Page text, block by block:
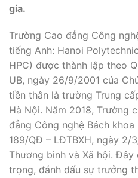
gia.
Trường Cao đẳng Công
tiếng Anh: Hanoi
HPC) được thành lập theo
UB, ngày 26/9/2001 của
tiền thân là trường Trung
Hà Nội. Năm 2018, Trường
đẳng Công nghệ Bách
189/QĐ – LĐTBXH, ngày 2/
Thương binh và Xã hội.
trọng, đánh dấu sự trưởng